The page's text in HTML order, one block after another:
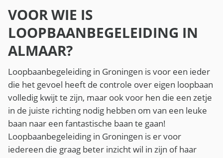
VOOR WIE IS
LOOPBAANBEGELEIDING IN
ALMAAR?
Loopbaanbegeleiding in Groningen is voor een ieder
die het gevoel heeft de controle over eigen loopbaan
volledig kwijt te zijn, maar ook voor hen die een zetje
in de juiste richting nodig hebben om van een leuke
baan naar een fantastische baan te gaan!
Loopbaanbegeleiding in Groningen is er voor
iedereen die graag beter inzicht wil in zijn of haar